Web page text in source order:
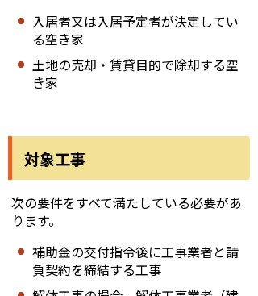
入居者又は入居予定者が決定してい
る空き家
土地の売却・賃貸目的で除却する空
き家
対象工事
次の要件をすべて満たしている必要があ
ります。
補助金の交付指令後に工事業者と請
負契約を締結する工事